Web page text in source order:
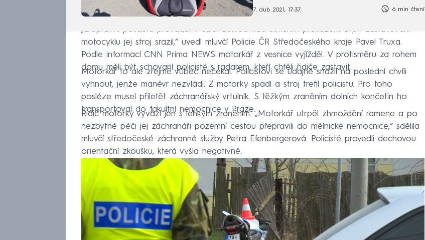
7. dub 2021, 17:37 6 min čtení
„Dopravní policista prováděl v obci dohled nad silničním provozem a při zastavování
motocyklu jej stroj srazil,“ uvedl mluvčí Policie ČR Středočeského kraje Pavel Truxa.
Podle informací CNN Prima NEWS motorkář z vesnice vyjížděl. V protisměru za rohem
domu měli být schovaní policisté s radarem, kteří chtěli řidiče zastavit.
Motorkář to ale zřejmě vůbec nečekal. Policistovi se údajně snažil na poslední chvíli
vyhnout, jenže manévr nezvládl. Z motorky spadl a stroj trefil policistu. Pro toho
posléze musel přiletět záchranářský vrtulník. S těžkým zraněním dolních končetin ho
transportoval do fakultní nemocnice v Praze.
Řidič motorky vyvázl jen s lehkým zraněním. „Motorkář utrpěl zhmoždění ramene a po
nezbytné péči jej záchranáři pozemní cestou přepravili do mělnické nemocnice,“ sdělila
mluvčí středočeské záchranné služby Petra Efenbergerová. Policisté provedli dechovou
orientační zkoušku, která vyšla negativně.